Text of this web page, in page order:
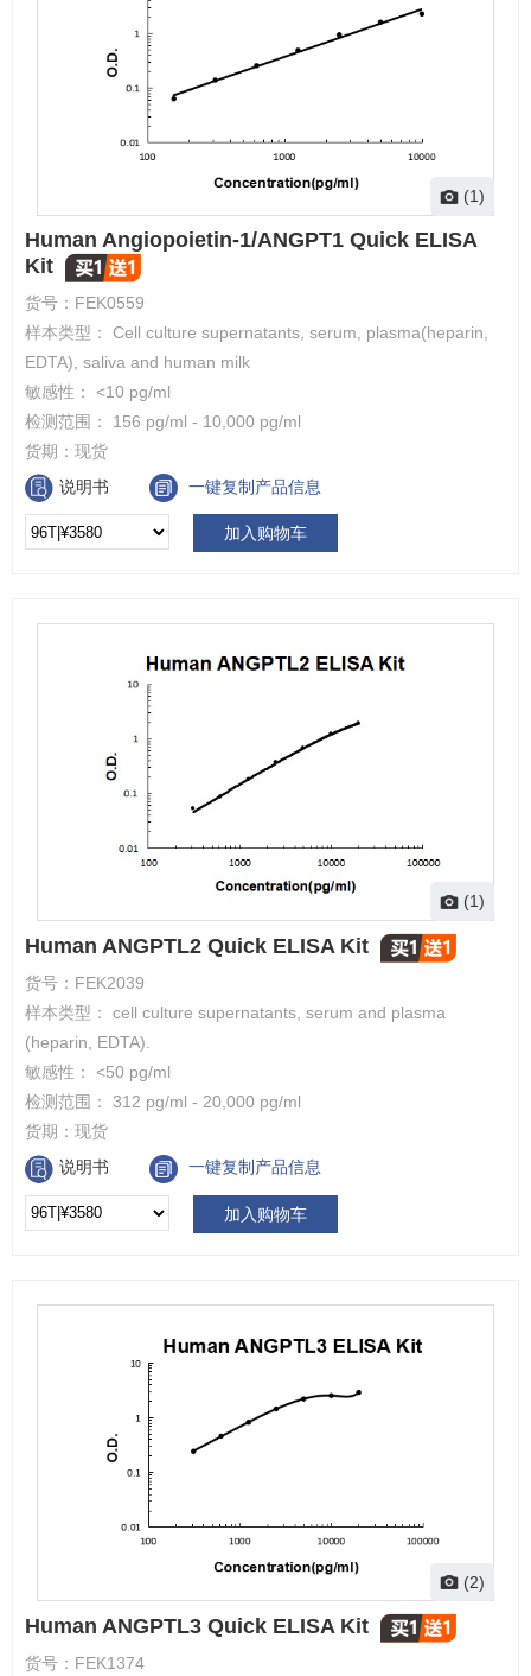
(1)
Human Angiopoietin-1/ANGPT1 Quick ELISA
Kit
货号： FEK0559
样本类型： Cell culture supernatants, serum, plasma(heparin,
EDTA), saliva and human milk
敏感性： <10 pg/ml
检测范围： 156 pg/ml - 10,000 pg/ml
货期： 现货
说明书
一键复制产品信息
加入购物车
(1)
Human ANGPTL2 Quick ELISA Kit
货号： FEK2039
样本类型： cell culture supernatants, serum and plasma
(heparin, EDTA).
敏感性： <50 pg/ml
检测范围： 312 pg/ml - 20,000 pg/ml
货期： 现货
说明书
一键复制产品信息
加入购物车
(2)
Human ANGPTL3 Quick ELISA Kit
货号： FEK1374